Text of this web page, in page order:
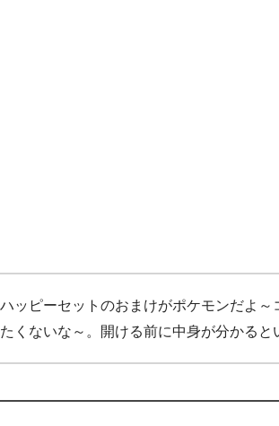
ハッピーセットのおまけがポケモンだよ～
たくないな～。開ける前に中身が分かると